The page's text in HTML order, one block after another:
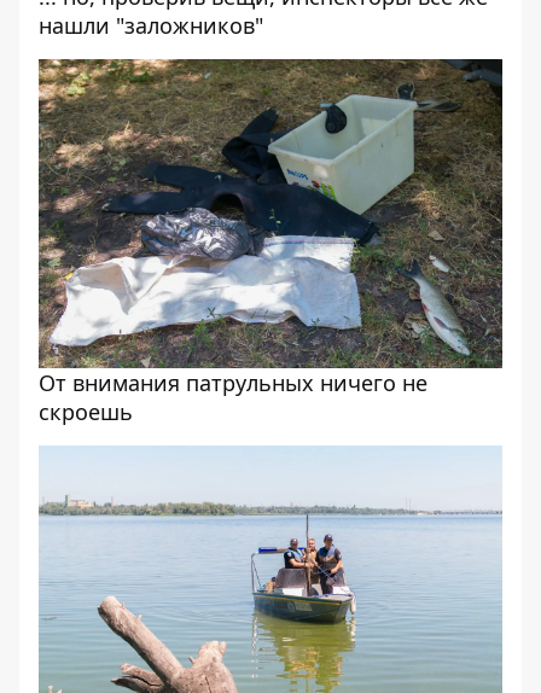
нашли "заложников"
От внимания патрульных ничего не
скроешь